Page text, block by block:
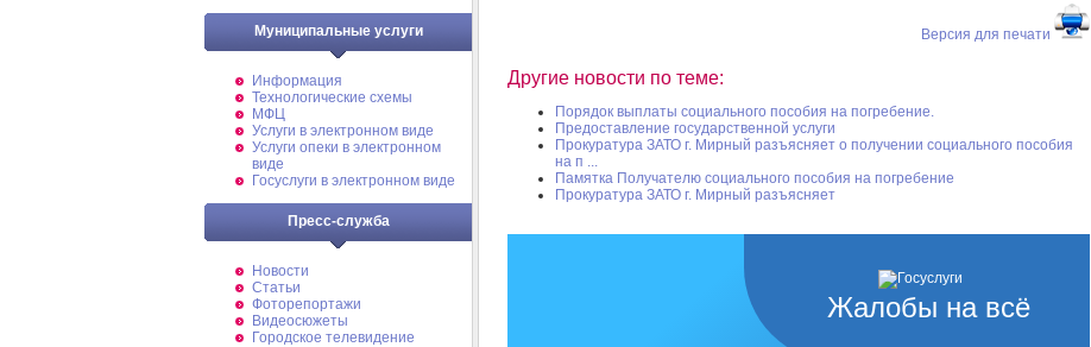
Муниципальные услуги
Информация
Технологические схемы
МФЦ
Услуги в электронном виде
Услуги опеки в электронном
виде
Госуслуги в электронном виде
Пресс-служба
Новости
Статьи
Фоторепортажи
Видеосюжеты
Городское телевидение
Версия для печати
Другие новости по теме:
Порядок выплаты социального пособия на погребение.
Предоставление государственной услуги
Прокуратура ЗАТО г. Мирный разъясняет о получении социального пособия
на п ...
Памятка Получателю социального пособия на погребение
Прокуратура ЗАТО г. Мирный разъясняет
Жалобы на всё